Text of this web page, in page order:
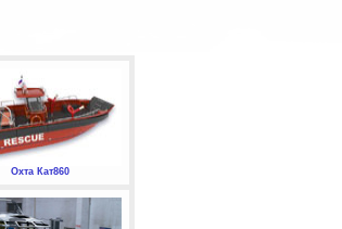
Охта Кат860